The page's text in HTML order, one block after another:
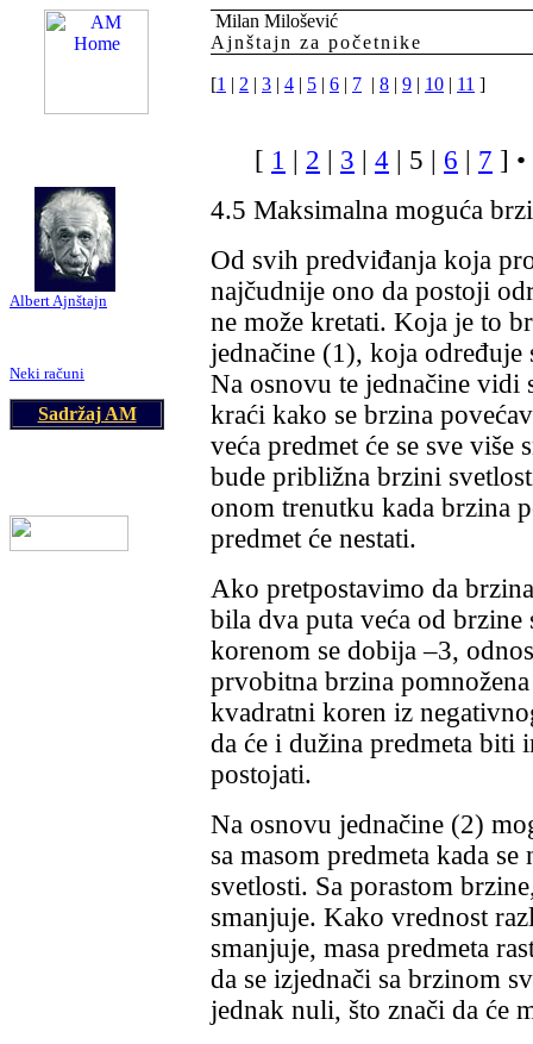
Albert Ajnštajn
Neki računi
Sadržaj AM
Milan Milošević
Ajnštajn za početnike
[1 | 2 | 3 | 4 | 5 | 6 | 7 | 8 | 9 | 10 | 11 ]
[ 1 | 2 | 3 | 4 | 5 | 6 | 7 ] •
4.5 Maksimalna moguća
Od svih predviđanja koja
najčudnije ono da postoji
ne može kretati. Koja je to
jednačine (1), koja određuje
Na osnovu te jednačine vidi
kraći kako se brzina
veća predmet će se sve
bude približna brzini
onom trenutku kada brzina
predmet će nestati.
Ako pretpostavimo da
bila dva puta veća od
korenom se dobija –3,
prvobitna brzina
kvadratni koren iz
da će i dužina predmeta biti
postojati.
Na osnovu jednačine (2)
sa masom predmeta kada
svetlosti. Sa porastom
smanjuje. Kako vrednost
smanjuje, masa predmeta
da se izjednači sa brzinom
jednak nuli, što znači da će